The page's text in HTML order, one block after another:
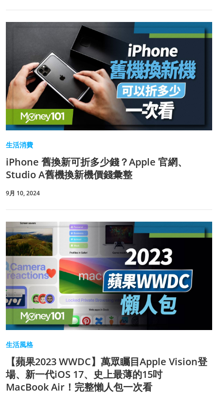
生活消費
iPhone 舊換新可折多少錢？Apple 官網、
Studio A舊機換新機價錢彙整
9月 10, 2024
生活風格
【蘋果2023 WWDC】萬眾矚目Apple Vision登
場、新一代iOS 17、史上最薄的15吋
MacBook Air！完整懶人包一次看